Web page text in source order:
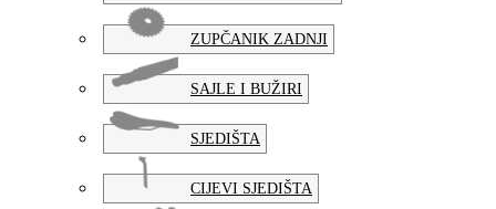
ZUPČANIK ZADNJI
SAJLE I BUŽIRI
SJEDIŠTA
CIJEVI SJEDIŠTA